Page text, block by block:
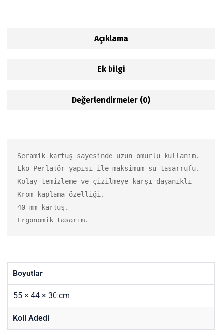
Açıklama
Ek bilgi
Değerlendirmeler (0)
Seramik kartuş sayesinde uzun ömürlü kullanım.
Eko Perlatör yapısı ile maksimum su tasarrufu.
Kolay temizleme ve çizilmeye karşı dayanıklı
Krom kaplama özelliği.
40 mm kartuş.
Ergonomik tasarım.
Boyutlar
55 × 44 × 30 cm
Koli Adedi